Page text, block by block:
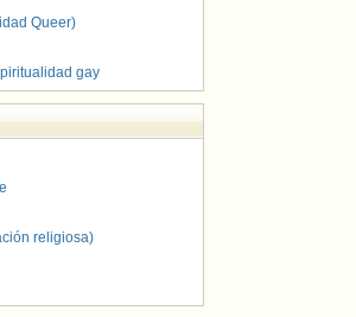
Queer)
gay
religiosa)